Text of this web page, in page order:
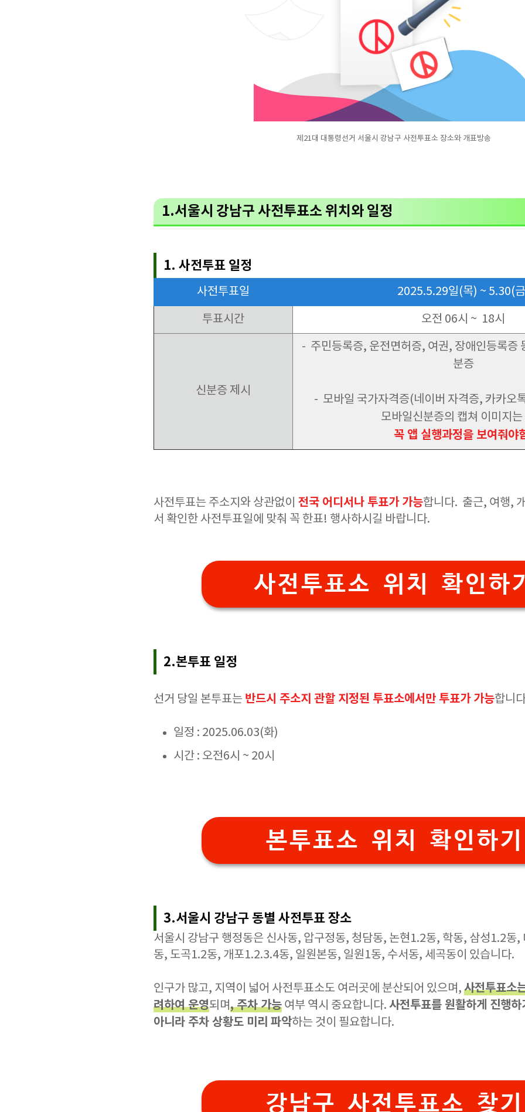
제21대 대통령선거 서울시 강남구 사전투표소 장소와 개표방송
1.서울시 강남구 사전투표소 위치와 일정
1. 사전투표 일정
사전투표일 2025.5.29일(목) ~ 5.30(
투표시간 오전 06시 ~ 18시
신분증 제시
- 주민등록증, 운전면허증, 여권, 장애인등록증
분증
- 모바일 국가자격증(네이버 자격증, 카카오
모바일신분증의 캡쳐 이미지는
꼭 앱 실행과정을 보여줘야
사전투표는 주소지와 상관없이 전국 어디서나 투표가 가능합니다. 출근, 여행,
서 확인한 사전투표일에 맞춰 꼭 한표! 행사하시길 바랍니다.
사전투표소 위치 확인하
2.본투표 일정
선거 당일 본투표는 반드시 주소지 관할 지정된 투표소에서만 투표가 가능합니
일정 : 2025.06.03(화)
시간 : 오전6시 ~ 20시
본투표소 위치 확인하기
3.서울시 강남구 동별 사전투표 장소
서울시 강남구 행정동은 신사동, 압구정동, 청담동, 논현1.2동, 학동, 삼성1.2동
동, 도곡1.2동, 개포1.2.3.4동, 일원본동, 일원1동, 수서동, 세곡동이 있습니다.
인구가 많고, 지역이 넓어 사전투표소도 여러곳에 분산되어 있으며, 사전투표소
려하여 운영되며, 주차 가능 여부 역시 중요합니다. 사전투표를 원활하게 진행
아니라 주차 상황도 미리 파악하는 것이 필요합니다.
강남구 사전투표소 찾기